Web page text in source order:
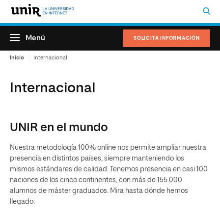
SOLICITA INFORMACIÓN
Menú
Inicio Internacional
Internacional
UNIR en el mundo
Nuestra metodología 100% online nos permite ampliar nuestra
presencia en distintos países, siempre manteniendo los
mismos estándares de calidad. Tenemos presencia en casi 100
naciones de los cinco continentes, con más de 155.000
alumnos de máster graduados. Mira hasta dónde hemos
llegado.